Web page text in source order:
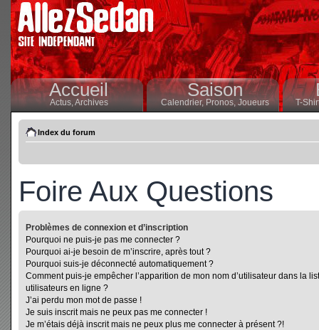
Accueil
Actus,Archives
Saison
Calendrier,Pronos, Joueurs T-
Index du forum
Foire Aux Questions
Problèmes de connexion et d’inscription
Pourquoi ne puis-je pas me connecter ?
Pourquoi ai-je besoin de m’inscrire, après tout ?
Pourquoi suis-je déconnecté automatiquement ?
Comment puis-je empêcher l’apparition de mon nom d’utilisateur dans la
utilisateurs en ligne ?
J’ai perdu mon mot de passe !
Je suis inscrit mais ne peux pas me connecter !
Je m’étais déjà inscrit mais ne peux plus me connecter à présent ?!